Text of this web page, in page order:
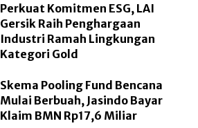
Perkuat Komitmen ESG, LAI
Gersik Raih Penghargaan
Industri Ramah Lingkungan
Kategori Gold
Skema Pooling Fund Bencana
Mulai Berbuah, Jasindo Bayar
Klaim BMN Rp17,6 Miliar